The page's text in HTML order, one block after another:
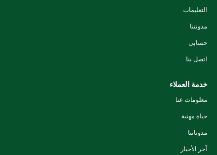
التعليمات
مدونتنا
حسابي
اتصل بنا
خدمة العملاء
معلومات عنا
حياة مهنية
مدوناتنا
آخر الأخبار